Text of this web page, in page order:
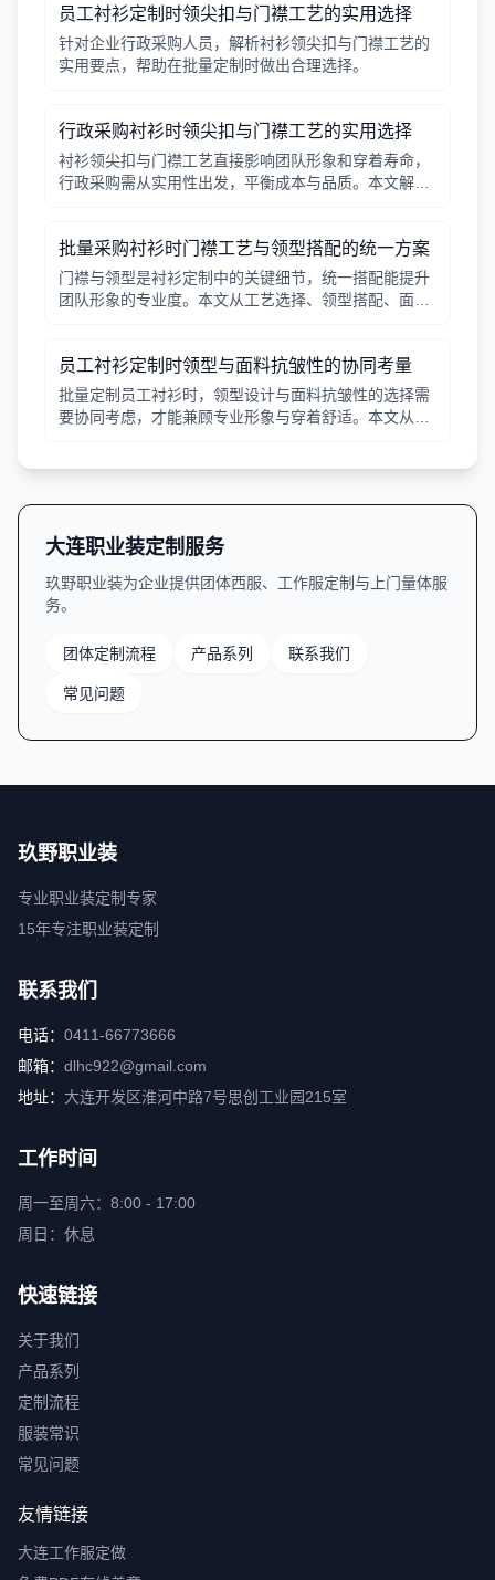
员工衬衫定制时领尖扣与门襟工艺的实用选择
针对企业行政采购人员，解析衬衫领尖扣与门襟工艺的
实用要点，帮助在批量定制时做出合理选择。
行政采购衬衫时领尖扣与门襟工艺的实用选择
衬衫领尖扣与门襟工艺直接影响团队形象和穿着寿命，
行政采购需从实用性出发，平衡成本与品质。本文解析
批量采购衬衫时门襟工艺与领型搭配的统一方案
门襟与领型是衬衫定制中的关键细节，统一搭配能提升
团队形象的专业度。本文从工艺选择、领型搭配、面料
员工衬衫定制时领型与面料抗皱性的协同考量
批量定制员工衬衫时，领型设计与面料抗皱性的选择需
要协同考虑，才能兼顾专业形象与穿着舒适。本文从领
大连职业装定制服务
玖野职业装为企业提供团体西服、工作服定制与上门量体服
务。
团体定制流程 产品系列 联系我们
常见问题
玖野职业装
专业职业装定制专家
15年专注职业装定制
联系我们
电话： 0411-66773666
邮箱： dlhc922@gmail.com
地址： 大连开发区淮河中路7号思创工业园215室
工作时间
周一至周六：8:00 - 17:00
周日：休息
快速链接
关于我们
产品系列
定制流程
服装常识
常见问题
友情链接
大连工作服定做